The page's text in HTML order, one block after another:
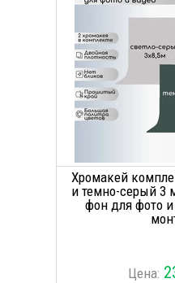
Хромакей
и темно-серый 3
фон для фото
Цена: